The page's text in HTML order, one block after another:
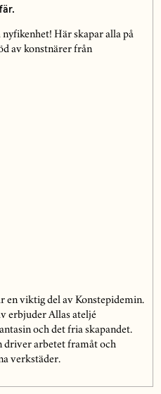
Här skapar alla på
av konstnärer från
en viktig del av Konstepidemin.
erbjuder Allas ateljé
och det fria skapandet.
driver arbetet framåt och
verkstäder.